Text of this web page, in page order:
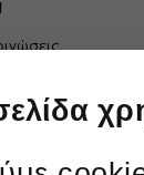
ΓΙΑ 24